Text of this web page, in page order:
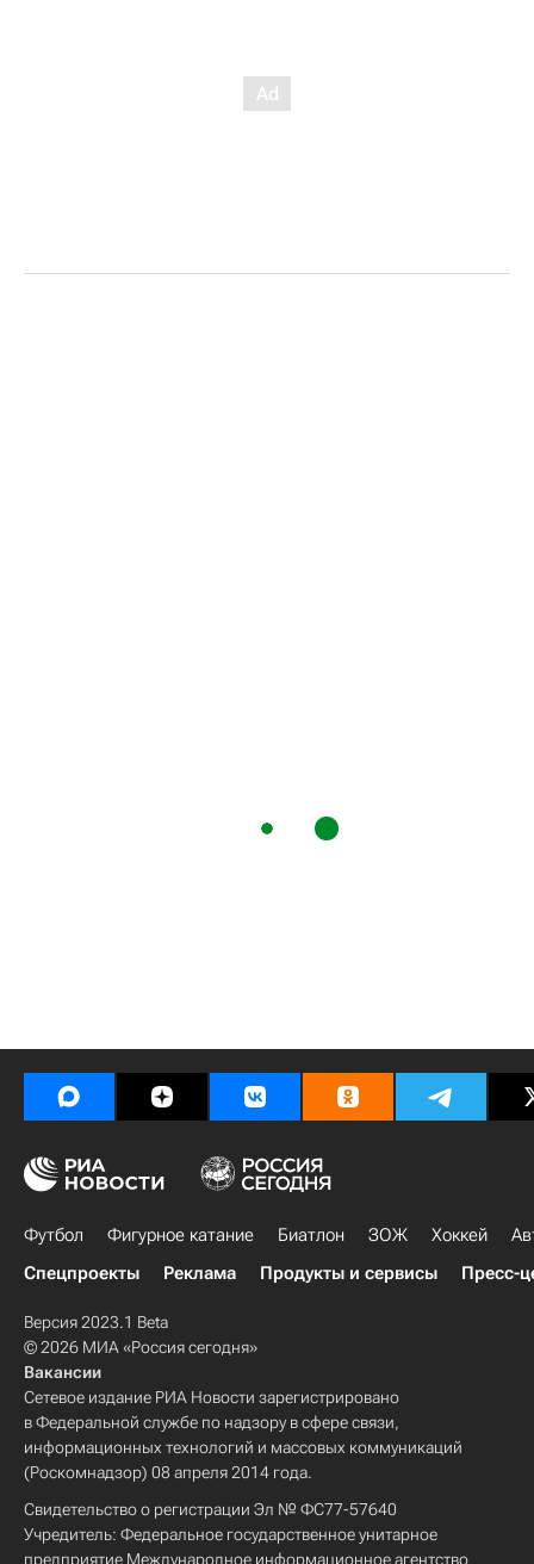
Футбол Фигурное катание Биатлон ЗОЖ Хоккей
Спецпроекты
Реклама Продукты и сервисы Пресс-
Версия 2023.1 Beta
© 2026 МИА «Россия сегодня»
Вакансии
Сетевое издание РИА Новости зарегистрировано
в Федеральной службе по надзору в сфере связи,
информационных технологий и массовых коммуникаций
(Роскомнадзор) 08 апреля 2014 года.
Свидетельство о регистрации Эл № ФС77-57640
Учредитель: Федеральное государственное унитарное
предприятие Международное информационное агентство